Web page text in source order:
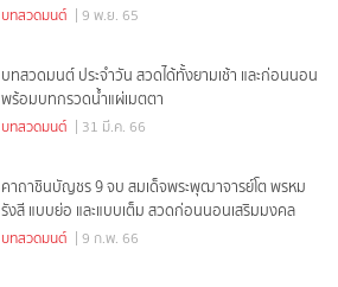
บทสวดมนต์ | 9 พ.ย. 65
บทสวดมนต์ ประจำวัน สวดได้ทั้งยามเช้า และก่อนนอน
พร้อมบทกรวดน้ำแผ่เมตตา
บทสวดมนต์ | 31 มี.ค. 66
คาถาชินบัญชร 9 จบ สมเด็จพระพุฒาจารย์โต พรหม
รังสี แบบย่อ และแบบเต็ม สวดก่อนนอนเสริมมงคล
บทสวดมนต์ | 9 ก.พ. 66